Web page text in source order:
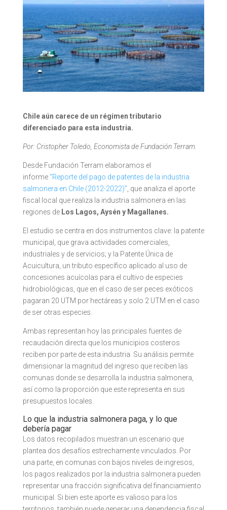
Chile aún carece de un régimen tributario
diferenciado para esta industria.
Por: Cristopher Toledo, Economista de Fundación Terram.
Desde Fundación Terram elaboramos el
informe “Reporte del pago de patentes de la industria
salmonera en Chile (2012-2022)”, que analiza el aporte
fiscal local que realiza la industria salmonera en las
regiones de Los Lagos, Aysén y Magallanes.
El estudio se centra en dos instrumentos clave: la patente
municipal, que grava actividades comerciales,
industriales y de servicios; y la Patente Única de
Acuicultura, un tributo específico aplicado al uso de
concesiones acuícolas para el cultivo de especies
hidrobiológicas, que en el caso de ser peces exóticos
pagaran 20 UTM por hectáreas y solo 2 UTM en el caso
de ser otras especies.
Ambas representan hoy las principales fuentes de
recaudación directa que los municipios costeros
reciben por parte de esta industria. Su análisis permite
dimensionar la magnitud del ingreso que reciben las
comunas donde se desarrolla la industria salmonera,
así como la proporción que este representa en sus
presupuestos locales.
Lo que la industria salmonera paga, y lo que
debería pagar
Los datos recopilados muestran un escenario que
plantea dos desafíos estrechamente vinculados. Por
una parte, en comunas con bajos niveles de ingresos,
los pagos realizados por la industria salmonera pueden
representar una fracción significativa del financiamiento
municipal. Si bien este aporte es valioso para los